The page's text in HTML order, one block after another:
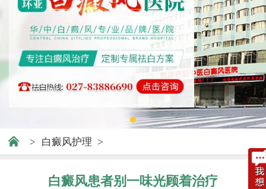
> 白癜风护理 >
白癜风患者别一味光顾着治疗